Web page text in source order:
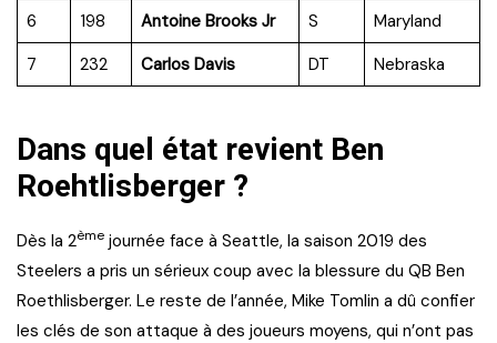
6
198 Antoine Brooks Jr S
Maryland
7
232 Carlos Davis DT Nebraska
Dans quel état revient Ben
Roehtlisberger ?
Dès la 2ème journée face à Seattle, la saison 2019 des
Steelers a pris un sérieux coup avec la blessure du QB Ben
Roethlisberger. Le reste de l’année, Mike Tomlin a dû confier
les clés de son attaque à des joueurs moyens, qui n’ont pas